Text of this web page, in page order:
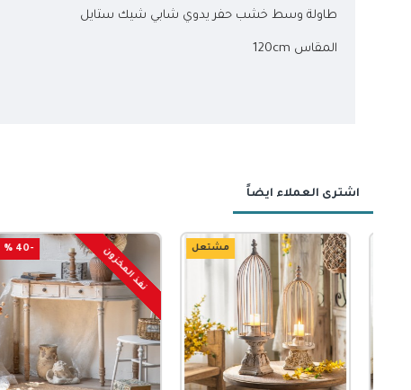
طاولة وسط خشب حفر يدوي شابي شيك ستايل
المقاس 120cm
اشترى العملاء ايضاً
مشتعل نفذ المخزون جديد -53 %